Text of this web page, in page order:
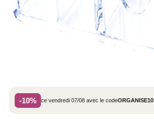
-10% ce vendredi 07/08 avec le codeORGANISE10